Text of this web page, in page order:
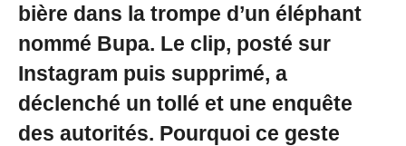
bière dans la trompe d’un éléphant
nommé Bupa. Le clip, posté sur
Instagram puis supprimé, a
déclenché un tollé et une enquête
des autorités. Pourquoi ce geste